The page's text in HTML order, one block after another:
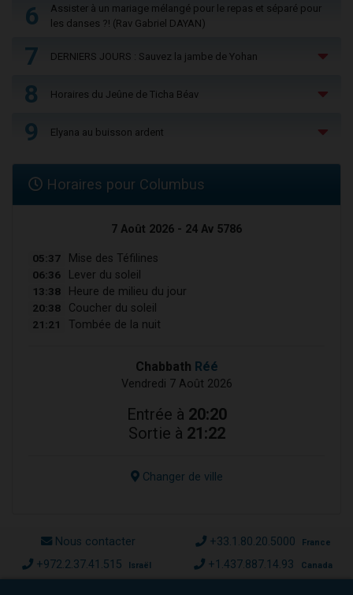
6
Assister à un mariage mélangé pour le repas et séparé pour
les danses ?! (Rav Gabriel DAYAN)
7 DERNIERS JOURS : Sauvez la jambe de Yohan
8 Horaires du Jeûne de Ticha Béav
9 Elyana au buisson ardent
Horaires pour Columbus
7 Août 2026 - 24 Av 5786
05:37 Mise des Téfilines
06:36 Lever du soleil
13:38 Heure de milieu du jour
20:38 Coucher du soleil
21:21 Tombée de la nuit
Chabbath Réé
Vendredi 7 Août 2026
Entrée à 20:20
Sortie à 21:22
Changer de ville
Nous contacter +33.1.80.20.5000 France
+972.2.37.41.515 Israël +1.437.887.14.93 Canada